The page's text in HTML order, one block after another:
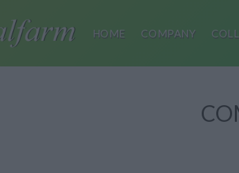
HOME COMPANY